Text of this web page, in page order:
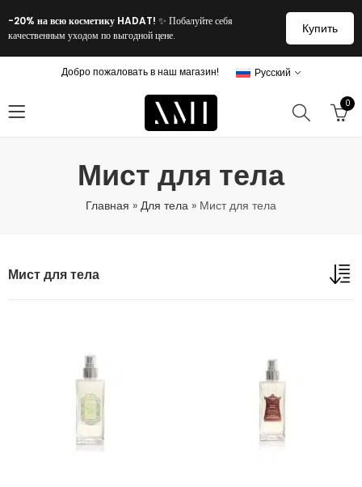
-20% на всю косметику HADAT! ✨ Побалуйте себя
качественным уходом по выгодной цене.
Купить
Добро пожаловать в наш магазин! Русский
0
Мист для тела
Главная » Для тела » Мист для тела
Мист для тела